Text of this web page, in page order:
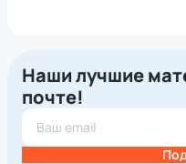
Наши лучшие
почте!